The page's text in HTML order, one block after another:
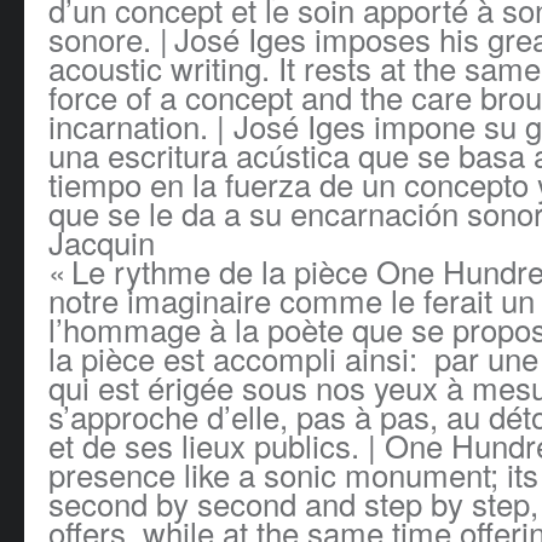
d’un concept et le soin apporté à
sonore. | José Iges imposes his
acoustic writing. It rests at the
force of a concept and the care
incarnation. | José Iges impone su
una escritura acústica que se basa
tiempo en la fuerza de un concepto
que se le da a su encarnación
Jacquin
« Le rythme de la pièce One
notre imaginaire comme le ferait
l’hommage à la poète que se
la pièce est accompli ainsi: par
qui est érigée sous nos yeux à
s’approche d’elle, pas à pas, au
et de ses lieux publics. | One
presence like a sonic monument;
second by second and step by
offers, while at the same time